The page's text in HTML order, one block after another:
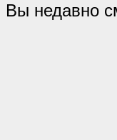
Вы недавно